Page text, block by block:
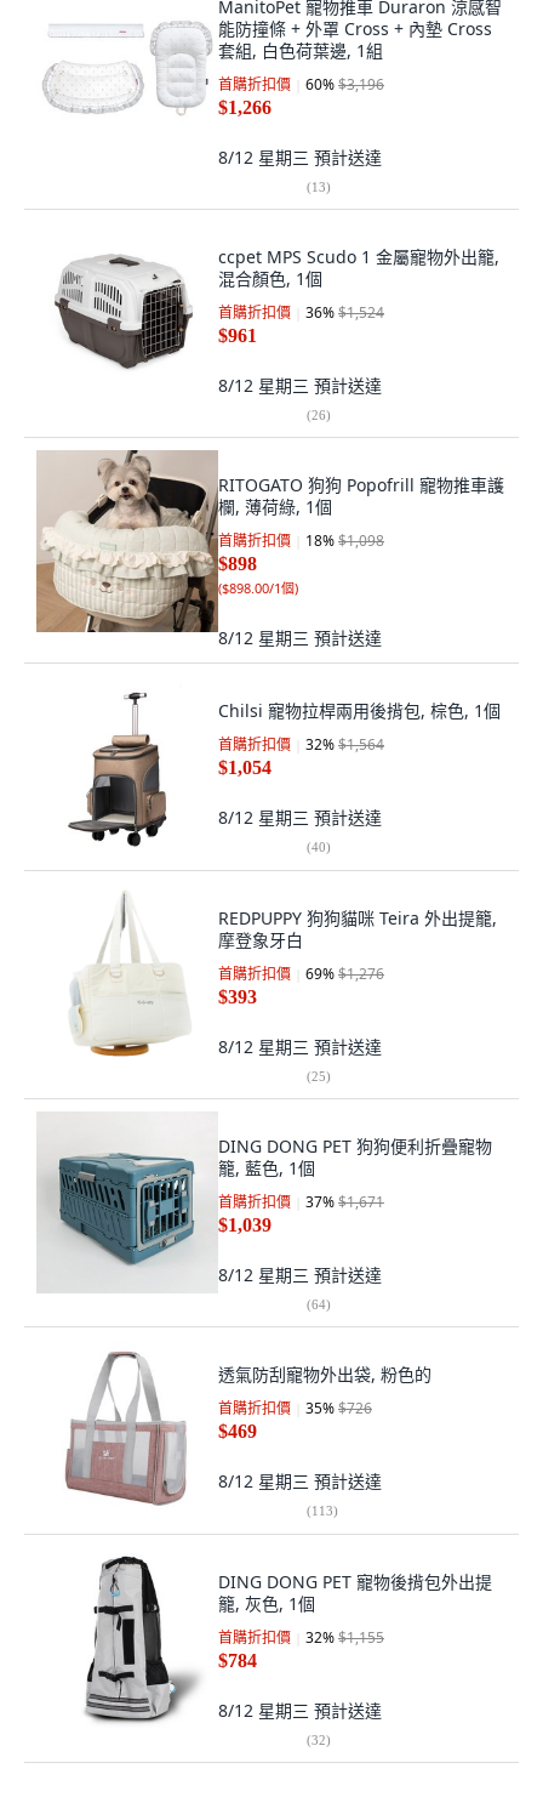
ManitoPet 寵物推車 Duraron 涼感智
能防撞條 + 外罩 Cross + 內墊 Cross
套組, 白色荷葉邊, 1組
首購折扣價 60%$3,196
$1,266
8/12 星期三 預計送達
(13)
ccpet MPS Scudo 1 金屬寵物外出籠,
混合顏色, 1個
首購折扣價 36%$1,524
$961
8/12 星期三 預計送達
(26)
RITOGATO 狗狗 Popofrill 寵物推車護
欄, 薄荷綠, 1個
首購折扣價 18%$1,098
$898
($898.00/1個)
8/12 星期三 預計送達
Chilsi 寵物拉桿兩用後揹包, 棕色, 1個
首購折扣價 32%$1,564
$1,054
8/12 星期三 預計送達
(40)
REDPUPPY 狗狗貓咪 Teira 外出提籠,
摩登象牙白
首購折扣價 69%$1,276
$393
8/12 星期三 預計送達
(25)
DING DONG PET 狗狗便利折疊寵物
籠, 藍色, 1個
首購折扣價 37%$1,671
$1,039
8/12 星期三 預計送達
(64)
透氣防刮寵物外出袋, 粉色的
首購折扣價 35%$726
$469
8/12 星期三 預計送達
(113)
DING DONG PET 寵物後揹包外出提
籠, 灰色, 1個
首購折扣價 32%$1,155
$784
8/12 星期三 預計送達
(32)